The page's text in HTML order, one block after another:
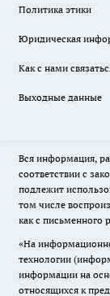
Политика этики
Юридическая
Как с нами
Выходные данные
Вся информация,
соответствии с
подлежит
том числе
как с письменного
«На
технологии
информации на
относящихся к